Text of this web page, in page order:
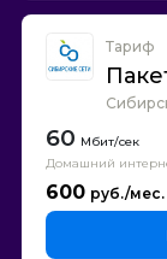
Тариф
60
Домашний
600